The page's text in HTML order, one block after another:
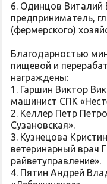
6. Одинцов Виталий
предприниматель,
(фермерского)
Благодарностью
пищевой и
награждены:
1. Гаршин Виктор
машинист СПК
2. Келлер Петр
Сузановская».
3. Кузнецова
ветеринарный врач
райветуправление».
4. Пятин Андрей